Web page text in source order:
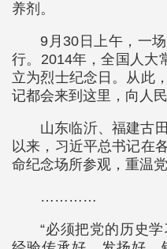
养剂。
9月30日上午，一
行。2014年，全国人大
立为烈士纪念日。从此
记都会来到这里，向人
山东临沂、福建古
以来，习近平总书记在
命纪念场所参观，重温
…………
“必须把党的历史